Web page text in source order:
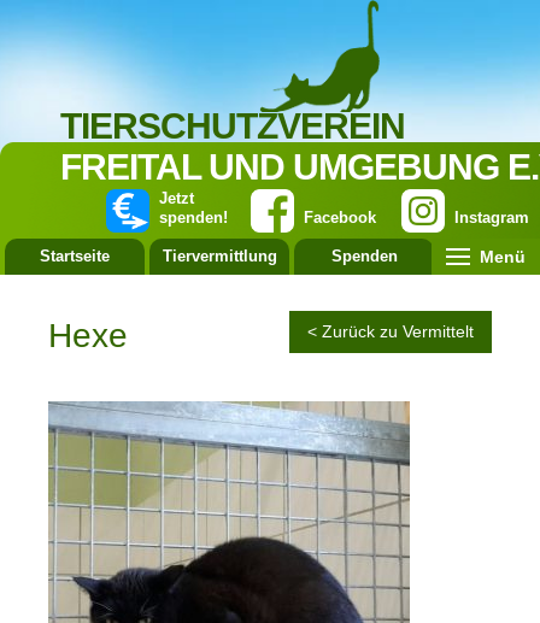
TIERSCHUTZVEREIN
FREITAL UND UMGEBUNG
Instagram
Facebook
Jetzt
spenden!
Startseite Tiervermittlung Spenden Menü
Hexe < Zurück zu Vermittelt